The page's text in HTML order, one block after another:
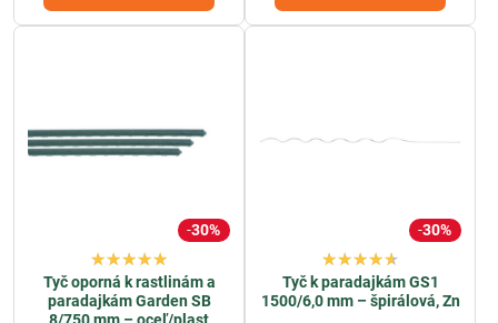
30%
Tyč oporná k rastlinám a
paradajkám Garden SB
8/750 mm – oceľ/plast
30%
Tyč k paradajkám GS1
1500/6,0 mm – špirálová, Zn